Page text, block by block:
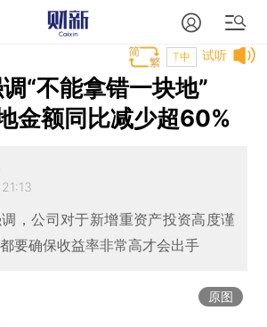
试听
T中
“不能拿错一块地”
金额同比减少超60%
，公司对于新增重资产投资高度谨
要确保收益率非常高才会出手
原图